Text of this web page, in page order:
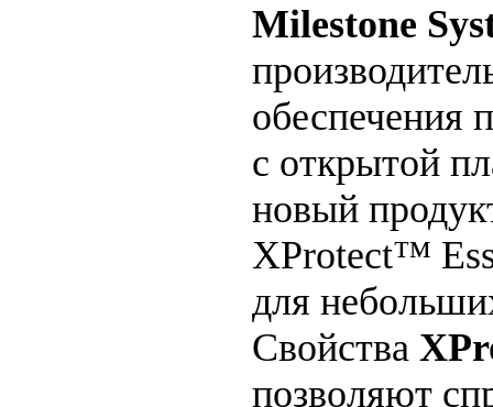
Milestone
обеспечения
с открытой
новый
XProtect™
для
Свойства
позволяют